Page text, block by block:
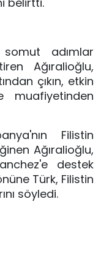
adımlar
Ağıralioğlu,
çıkın, etkin
muafiyetinden
Filistin
Ağıralioğlu,
destek
Türk, Filistin
söyledi.